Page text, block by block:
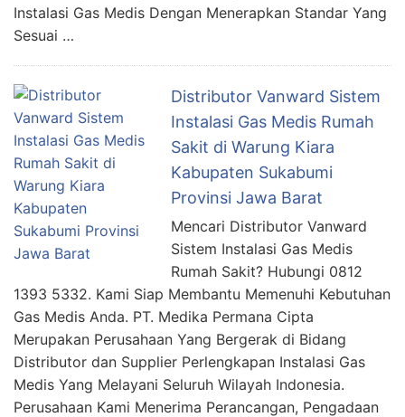
Instalasi Gas Medis Dengan Menerapkan Standar Yang
Sesuai …
Distributor Vanward Sistem
Instalasi Gas Medis Rumah
Sakit di Warung Kiara
Kabupaten Sukabumi
Provinsi Jawa Barat
Mencari Distributor Vanward
Sistem Instalasi Gas Medis
Rumah Sakit? Hubungi 0812
1393 5332. Kami Siap Membantu Memenuhi Kebutuhan
Gas Medis Anda. PT. Medika Permana Cipta
Merupakan Perusahaan Yang Bergerak di Bidang
Distributor dan Supplier Perlengkapan Instalasi Gas
Medis Yang Melayani Seluruh Wilayah Indonesia.
Perusahaan Kami Menerima Perancangan, Pengadaan